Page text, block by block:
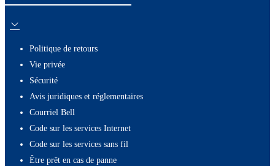
Politique de retours
Vie privée
Sécurité
Avis juridiques et réglementaires
Courriel Bell
Code sur les services Internet
Code sur les services sans fil
Être prêt en cas de panne